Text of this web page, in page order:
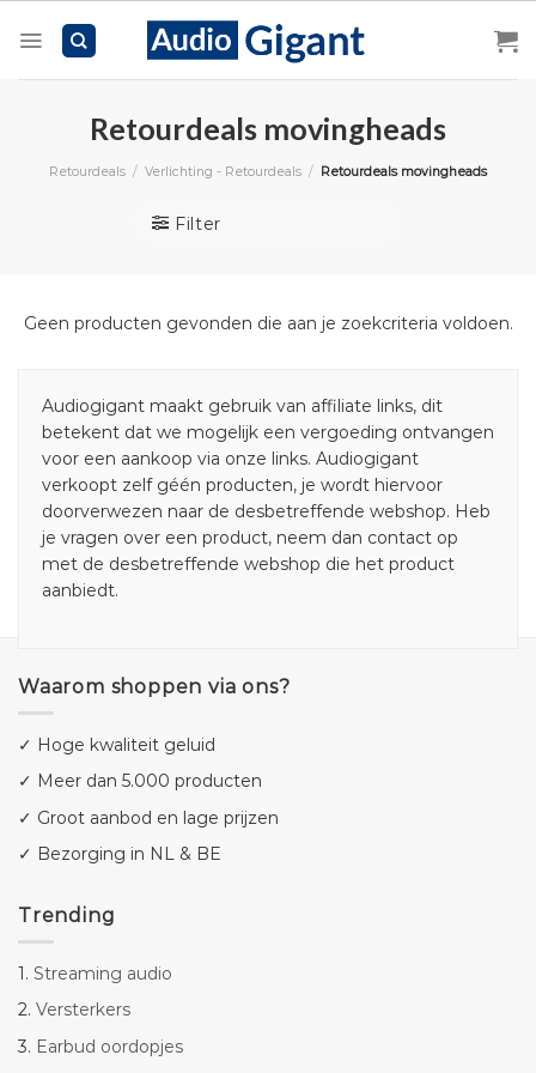
Retourdeals movingheads
Retourdeals / Verlichting - Retourdeals / Retourdeals movingheads
Filter
Geen producten gevonden die aan je zoekcriteria voldoen.
Audiogigant maakt gebruik van affiliate links, dit
betekent dat we mogelijk een vergoeding ontvangen
voor een aankoop via onze links. Audiogigant
verkoopt zelf géén producten, je wordt hiervoor
doorverwezen naar de desbetreffende webshop. Heb
je vragen over een product, neem dan contact op
met de desbetreffende webshop die het product
aanbiedt.
Waarom shoppen via ons?
✓ Hoge kwaliteit geluid
✓ Meer dan 5.000 producten
✓ Groot aanbod en lage prijzen
✓ Bezorging in NL & BE
Trending
1. Streaming audio
2. Versterkers
3. Earbud oordopjes